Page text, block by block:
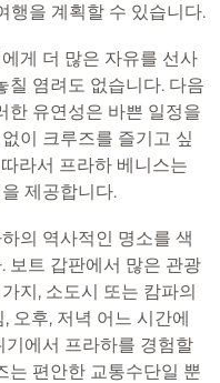
행을 계획할 수 있습니다.
게 더 많은 자유를 선사
칠 염려도 없습니다. 다음
한 유연성은 바쁜 일정을
이 크루즈를 즐기고 싶
라서 프라하 베니스는
제공합니다.
의 역사적인 명소를 색
보트 갑판에서 많은 관광
지, 소도시 또는 캄파의
오후, 저녁 어느 시간에
에서 프라하를 경험할
는 편안한 교통수단일 뿐